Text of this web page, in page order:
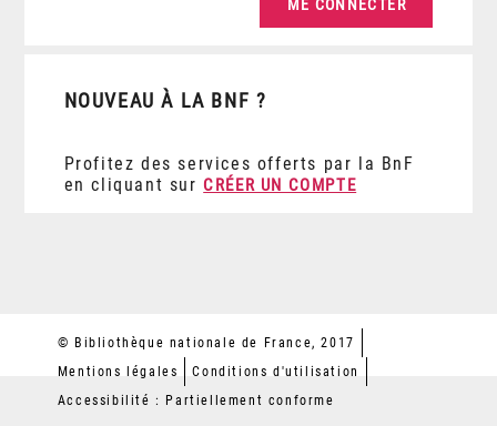
NOUVEAU À LA BNF ?
Profitez des services offerts par la BnF
en cliquant sur CRÉER UN COMPTE
© Bibliothèque nationale de France, 2017
Mentions légales
Conditions d'utilisation
Accessibilité : Partiellement conforme